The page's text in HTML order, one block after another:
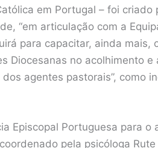
em Portugal – foi criado
“em articulação com a
para capacitar, ainda mais,
Diocesanas no acolhimento
agentes pastorais”, como
Episcopal Portuguesa para
pela psicóloga